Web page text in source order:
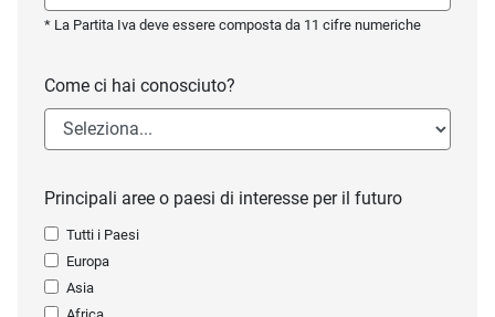
* La Partita Iva deve essere composta da 11 cifre numeriche
Come ci hai conosciuto?
Principali aree o paesi di interesse per il futuro
Tutti i Paesi
Europa
Asia